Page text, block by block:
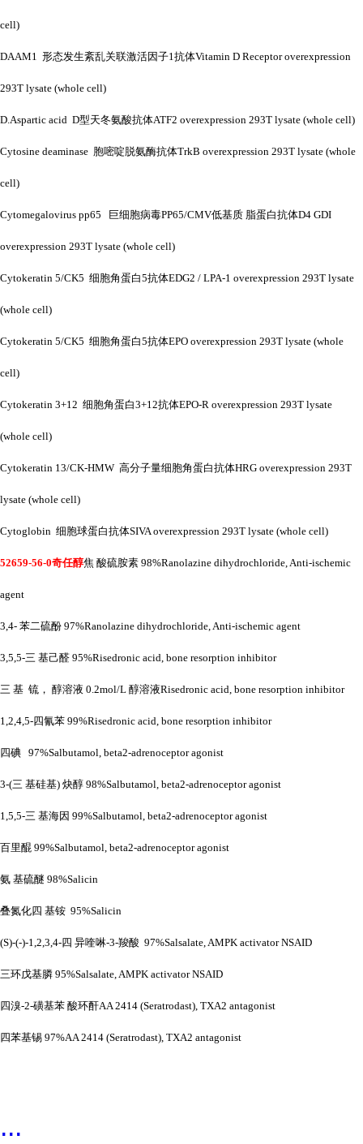
cell)
DAAM1 形态发生紊乱关联激活因子1抗体Vitamin D Receptor overexpression
293T lysate (whole cell)
D.Aspartic acid D型天冬氨酸抗体ATF2 overexpression 293T lysate (whole cell)
Cytosine deaminase 胞嘧啶脱氨酶抗体TrkB overexpression 293T lysate (whole
cell)
Cytomegalovirus pp65 巨细胞病毒PP65/CMV低基质 脂蛋白抗体D4 GDI
overexpression 293T lysate (whole cell)
Cytokeratin 5/CK5 细胞角蛋白5抗体EDG2 / LPA-1 overexpression 293T lysate
(whole cell)
Cytokeratin 5/CK5 细胞角蛋白5抗体EPO overexpression 293T lysate (whole
cell)
Cytokeratin 3+12 细胞角蛋白3+12抗体EPO-R overexpression 293T lysate
(whole cell)
Cytokeratin 13/CK-HMW 高分子量细胞角蛋白抗体HRG overexpression 293T
lysate (whole cell)
Cytoglobin 细胞球蛋白抗体SIVA overexpression 293T lysate (whole cell)
52659-56-0奇任醇焦 酸硫胺素 98%Ranolazine dihydrochloride, Anti-ischemic
agent
3,4- 苯二硫酚 97%Ranolazine dihydrochloride, Anti-ischemic agent
3,5,5-三 基己醛 95%Risedronic acid, bone resorption inhibitor
三 基 锍， 醇溶液 0.2mol/L 醇溶液Risedronic acid, bone resorption inhibitor
1,2,4,5-四氰苯 99%Risedronic acid, bone resorption inhibitor
四碘 97%Salbutamol, beta2-adrenoceptor agonist
3-(三 基硅基) 炔醇 98%Salbutamol, beta2-adrenoceptor agonist
1,5,5-三 基海因 99%Salbutamol, beta2-adrenoceptor agonist
百里醌 99%Salbutamol, beta2-adrenoceptor agonist
氨 基硫醚 98%Salicin
叠氮化四 基铵 95%Salicin
(S)-(-)-1,2,3,4-四 异喹啉-3-羧酸 97%Salsalate, AMPK activator NSAID
三环戊基膦 95%Salsalate, AMPK activator NSAID
四溴-2-磺基苯 酸环酐AA 2414 (Seratrodast), TXA2 antagonist
四苯基锡 97%AA 2414 (Seratrodast), TXA2 antagonist
...